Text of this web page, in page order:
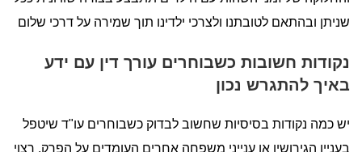
שניתן ובהתאם לטובתנו ולצרכי ילדינו תוך שמירה על דרכי שלום
נקודות חשובות כשבוחרים עורך דין עם ידע
באיך להתגרש נכון
יש כמה נקודות בסיסיות שחשוב לבדוק כשבוחרים עו"ד שיטפל
בעניין הגירושין או ענייני משפחה אחרים העומדים על הפרק. רצוי